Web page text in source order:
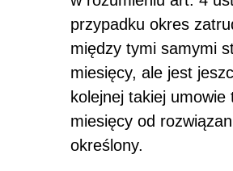
przypadku okres
między tymi samymi
miesięcy, ale jest
kolejnej takiej
miesięcy od
określony.